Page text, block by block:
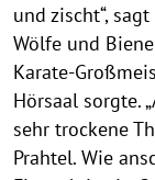
und zischt“,
Wölfe und
Karate-
Hörsaal sorgte.
sehr trockene
Prahtel. Wie